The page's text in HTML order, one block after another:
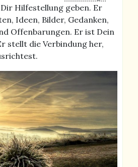
Hilfestellung geben. Er
Ideen, Bilder, Gedanken,
Offenbarungen. Er ist Dein
stellt die Verbindung her,